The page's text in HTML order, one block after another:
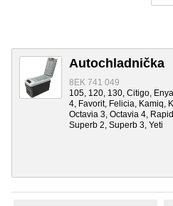
Autochladnička
8EK 741 049
105, 120, 130, Citigo,
4, Favorit, Felicia, Kamiq,
Octavia 3, Octavia 4,
Superb 2, Superb 3, Yeti